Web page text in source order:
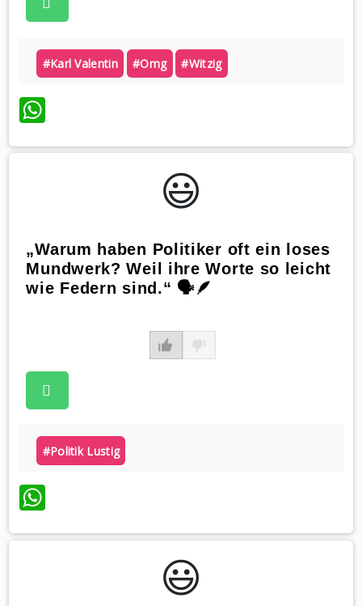
#karl Valentin #omg #witzig
WhatsApp
😃️
„Warum haben Politiker oft ein loses
Mundwerk? Weil ihre Worte so leicht
wie Federn sind.“ 🗣️🪶
#politik Lustig
WhatsApp
😃️